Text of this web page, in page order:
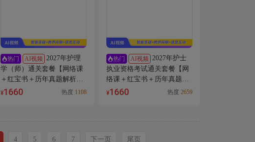
热门 AI视频 2027年护理
学（师）通关套餐【网络课
＋红宝书＋历年真题解析＋
掌中宝】
¥1660 热度 1108
热门 AI视频 2027年护士
执业资格考试通关套餐【网
络课＋红宝书＋历年真题解
析＋掌中宝】
¥1660 热度 2659
4 5 6 7 下一页 尾页